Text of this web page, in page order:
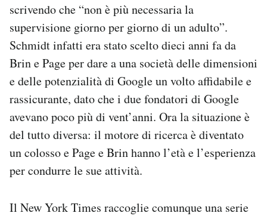
Hai bisogno di aiuto?
Esci
scrivendo che “non è più necessaria la
supervisione giorno per giorno di un adulto”.
Schmidt infatti era stato scelto dieci anni fa da
Brin e Page per dare a una società delle dimensioni
e delle potenzialità di Google un volto affidabile e
rassicurante, dato che i due fondatori di Google
avevano poco più di vent’anni. Ora la situazione è
del tutto diversa: il motore di ricerca è diventato
un colosso e Page e Brin hanno l’età e l’esperienza
per condurre le sue attività.
Il New York Times raccoglie comunque una serie